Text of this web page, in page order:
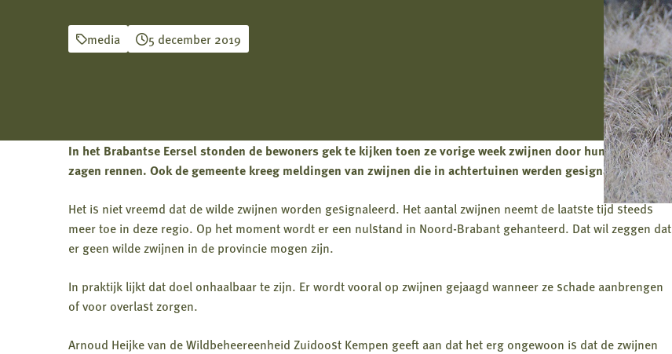
media 5 december 2019
In het Brabantse Eersel stonden de bewoners gek te kijken toen ze vorige week zwijnen door hun straat heen
zagen rennen. Ook de gemeente kreeg meldingen van zwijnen die in achtertuinen werden gesignaleerd.
Het is niet vreemd dat de wilde zwijnen worden gesignaleerd. Het aantal zwijnen neemt de laatste tijd steeds
meer toe in deze regio. Op het moment wordt er een nulstand in Noord-Brabant gehanteerd. Dat wil zeggen dat
er geen wilde zwijnen in de provincie mogen zijn.
In praktijk lijkt dat doel onhaalbaar te zijn. Er wordt vooral op zwijnen gejaagd wanneer ze schade aanbrengen
of voor overlast zorgen.
Arnoud Heijke van de Wildbeheereenheid Zuidoost Kempen geeft aan dat het erg ongewoon is dat de zwijnen